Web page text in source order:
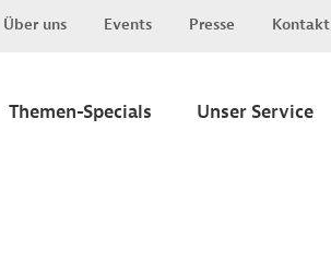
Über uns Events Presse Kontakt
Themen-Specials Unser Service